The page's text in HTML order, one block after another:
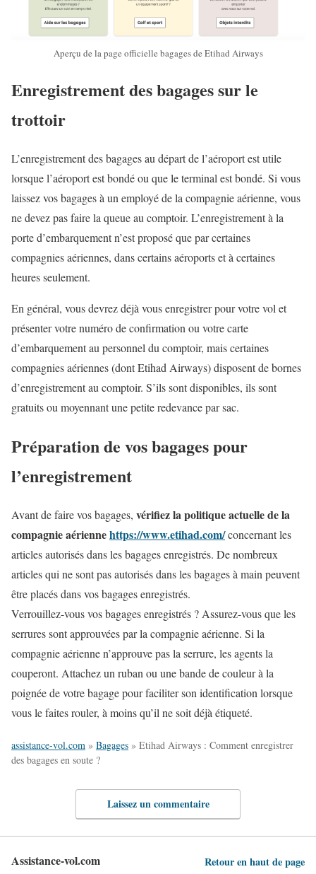
Aperçu de la page officielle bagages de Etihad Airways
Enregistrement des bagages sur le
trottoir
L’enregistrement des bagages au départ de l’aéroport est utile
lorsque l’aéroport est bondé ou que le terminal est bondé. Si vous
laissez vos bagages à un employé de la compagnie aérienne, vous
ne devez pas faire la queue au comptoir. L’enregistrement à la
porte d’embarquement n’est proposé que par certaines
compagnies aériennes, dans certains aéroports et à certaines
heures seulement.
En général, vous devrez déjà vous enregistrer pour votre vol et
présenter votre numéro de confirmation ou votre carte
d’embarquement au personnel du comptoir, mais certaines
compagnies aériennes (dont Etihad Airways) disposent de bornes
d’enregistrement au comptoir. S’ils sont disponibles, ils sont
gratuits ou moyennant une petite redevance par sac.
Préparation de vos bagages pour
l’enregistrement
Avant de faire vos bagages, vérifiez la politique actuelle de la
compagnie aériennehttps://www.etihad.com/concernant les
articles autorisés dans les bagages enregistrés. De nombreux
articles qui ne sont pas autorisés dans les bagages à main peuvent
être placés dans vos bagages enregistrés.
Verrouillez-vous vos bagages enregistrés ? Assurez-vous que les
serrures sont approuvées par la compagnie aérienne. Si la
compagnie aérienne n’approuve pas la serrure, les agents la
couperont. Attachez un ruban ou une bande de couleur à la
poignée de votre bagage pour faciliter son identification lorsque
vous le faites rouler, à moins qu’il ne soit déjà étiqueté.
assistance-vol.com » Bagages » Etihad Airways : Comment enregistrer
des bagages en soute ?
Laissez un commentaire
Assistance-vol.com Retour en haut de page